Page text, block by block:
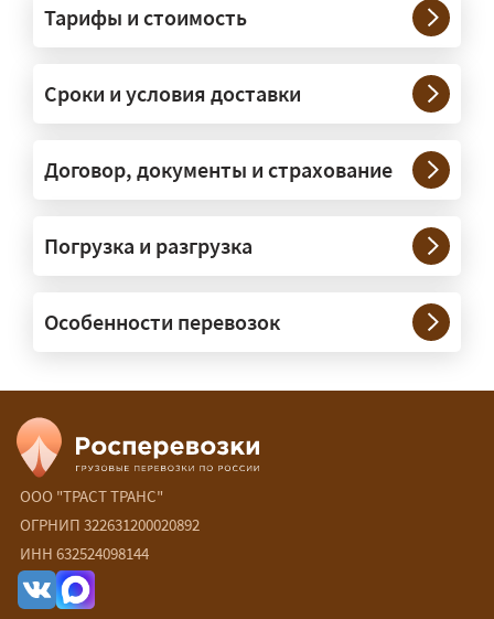
— Штатно — от 100 кг до 20 тонн.
Мелкие партии едут догрузом,
крупные — отдельной машиной.
Тяжеловесы 30–90 т организуем
через проверенных партнёров.
России?
межгородних перевозках по всей
России (от 100 км). Груз едет от
адреса до адреса на одной машине,
Калининград и Крым берём грузы от
500 кг.
Есть ли сборные и попутные
перевозки?
— Да, для небольших грузов это
Тарифы и стоимость
Сроки и условия доставки
Договор, документы и страхование
Погрузка и разгрузка
Особенности перевозок
ООО "ТРАСТ ТРАНС"
ОГРНИП 322631200020892
ИНН 632524098144